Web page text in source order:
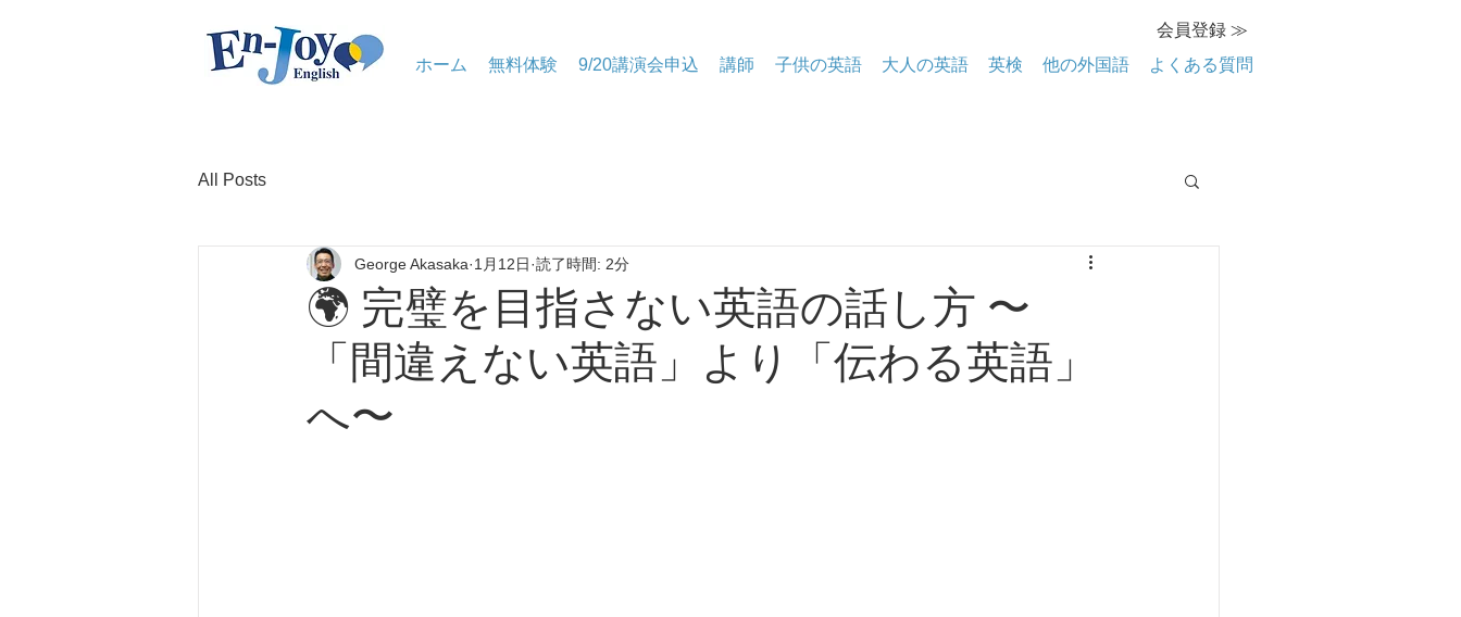
ホーム 無料体験 9/20講演会申込 講師 子供の英語 大人の英語 英検 他の外国語 よくある質問
会員登録 ≫
All Posts
🌍 完璧を目指さない英語の話し方 〜
「間違えない英語」より「伝わる英語」
へ〜
George Akasaka 1月12日 読了時間: 2分